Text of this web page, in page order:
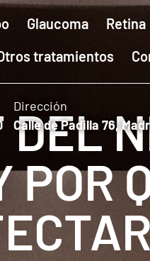
Glaucoma Retina
tratamientos
Dirección
Calle de Padilla 76,
DEL
POR